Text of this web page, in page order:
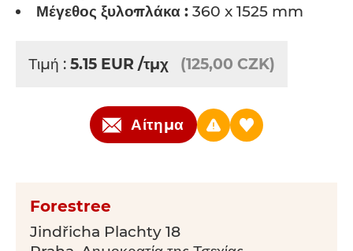
Μέγεθος ξυλοπλάκα : 360 x 1525 mm
Τιμή : 5.15 EUR /τμχ (125,00 CZK)
Αίτημα
Forestree
Jindřicha Plachty 18